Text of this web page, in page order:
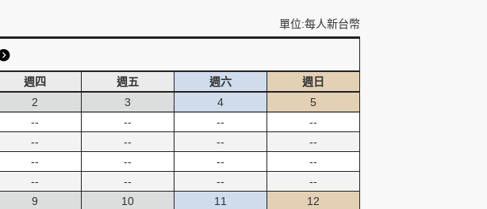
單位:每人新台幣
週四 週五 週六
週日
2
--
--
--
--
3
--
--
--
--
4
--
--
--
--
5
--
--
--
--
9
10
11
12